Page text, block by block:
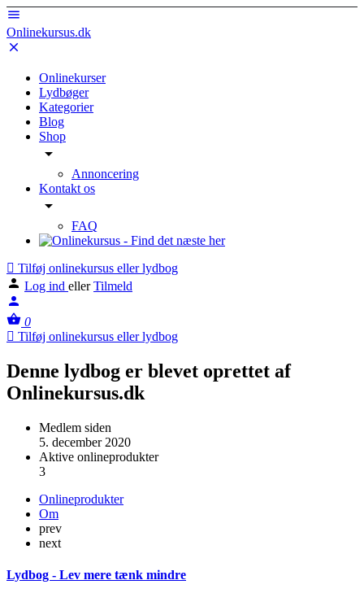
Onlinekursus.dk
Onlinekurser
Lydbøger
Kategorier
Blog
Shop
Annoncering
Kontakt os
FAQ
Tilføj onlinekursus eller lydbog
Log ind eller Tilmeld
0
Tilføj onlinekursus eller lydbog
Denne lydbog er blevet oprettet af
Onlinekursus.dk
Medlem siden
5. december 2020
Aktive onlineprodukter
3
Onlineprodukter
Om
prev
next
Lydbog - Lev mere tænk mindre